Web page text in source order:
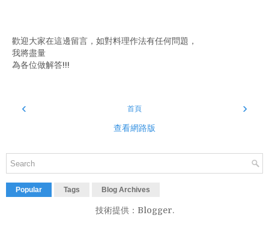
歡迎大家在這邊留言，如對料理作法有任何問題，
我將盡量
為各位做解答!!!
‹ ›
首頁
查看網路版
Popular Tags Blog Archives
技術提供： Blogger.